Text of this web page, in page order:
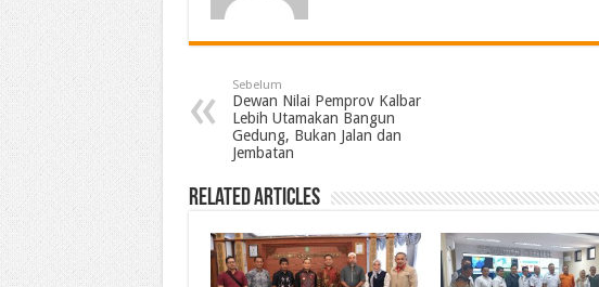
Sebelum
Dewan Nilai Pemprov Kalbar
Lebih Utamakan Bangun
Gedung, Bukan Jalan dan
Jembatan
Related Articles